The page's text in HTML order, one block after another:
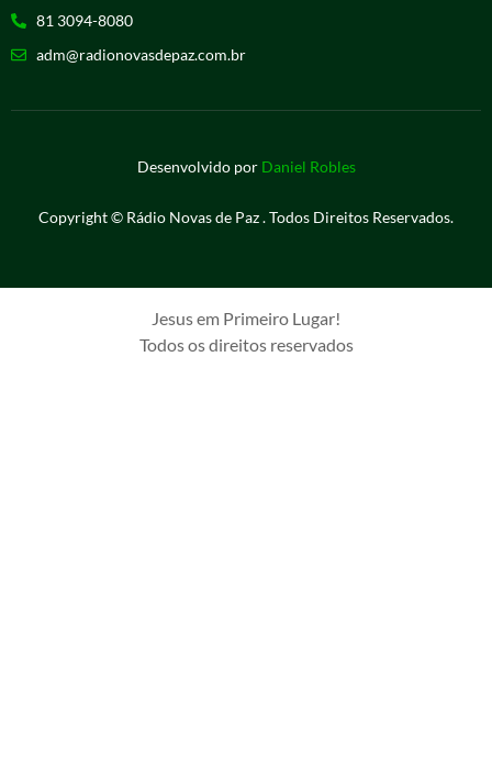
81 3094-8080
adm@radionovasdepaz.com.br
Desenvolvido por Daniel Robles
Copyright © Rádio Novas de Paz . Todos Direitos Reservados.
Jesus em Primeiro Lugar!
Todos os direitos reservados